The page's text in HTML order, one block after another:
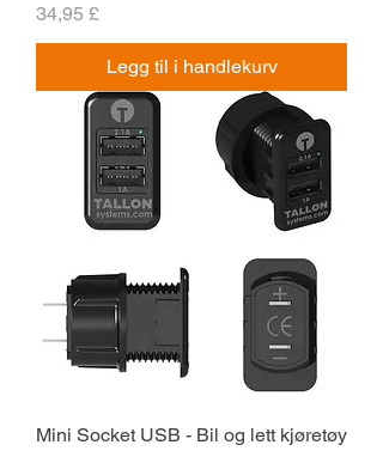
Pris
34,95 £
Legg til i handlekurv
Mini Socket USB - Bil og lett kjøretøy